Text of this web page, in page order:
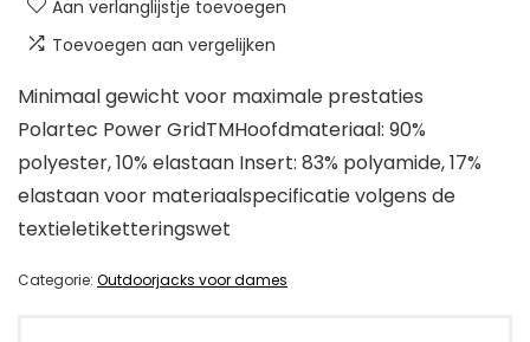
Aan verlanglijstje toevoegen
Toevoegen aan vergelijken
Minimaal gewicht voor maximale prestaties
Polartec Power GridTMHoofdmateriaal: 90%
polyester, 10% elastaan Insert: 83% polyamide, 17%
elastaan voor materiaalspecificatie volgens de
textieletiketteringswet
Categorie: Outdoorjacks voor dames